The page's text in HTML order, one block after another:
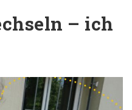
– ich